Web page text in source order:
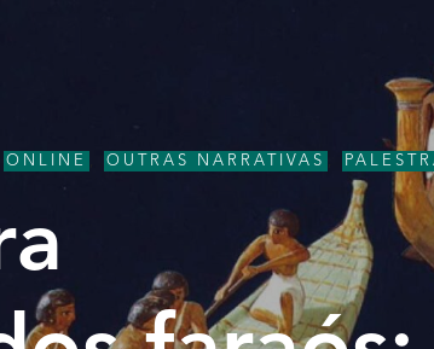
ONLINE OUTRAS NARRATIVAS